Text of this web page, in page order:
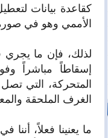
كقاعدة بيانات
الأممي وهو في
لذلك، فإن ما يجري
إسقاطاً مباشراً
المتحركة، التي
الغرف الملحقة
ما يعنينا فعلاً،